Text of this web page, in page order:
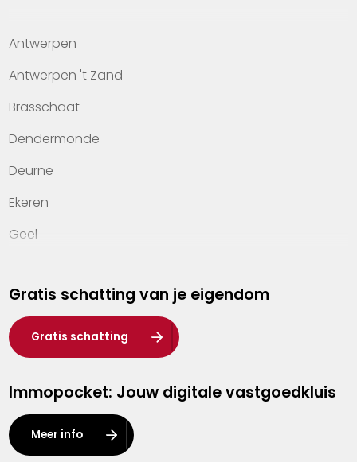
Kennis van wonen
Kantoren
Veelgestelde vragen
Werken bij Heylen Vastgoed
Contact
Antwerpen
Antwerpen 't Zand
Brasschaat
Dendermonde
Deurne
Ekeren
Geel
Hasselt
Heist-op-den-Berg
Herentals
Kalmthout
Leuven
Lier
Gratis schatting van je eigendom
Gratis schatting
Immopocket: Jouw digitale vastgoedkluis
Meer info